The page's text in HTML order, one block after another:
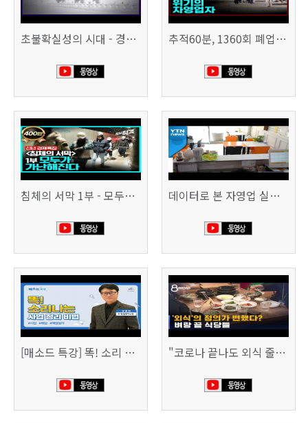
초불확실성의 시대 - 경제를 구하라 494회 (KBS 25.2.11) 추적60분, 1360회 폐업의 시대, 위기의 자영업자
침체의 서막 1부 - 모두가 가난해진다 | 시사직격 신년특집 데이터로 본 자영업 실태 - 매출 '뚝', 장수 업소도 '휘청'
[매소드 특강] 똑! 소리 나는 사업 정리 비법 "코로나 끝나도 외식 줄이겠다"…위기의 식당들 (SBS 8시 뉴스)